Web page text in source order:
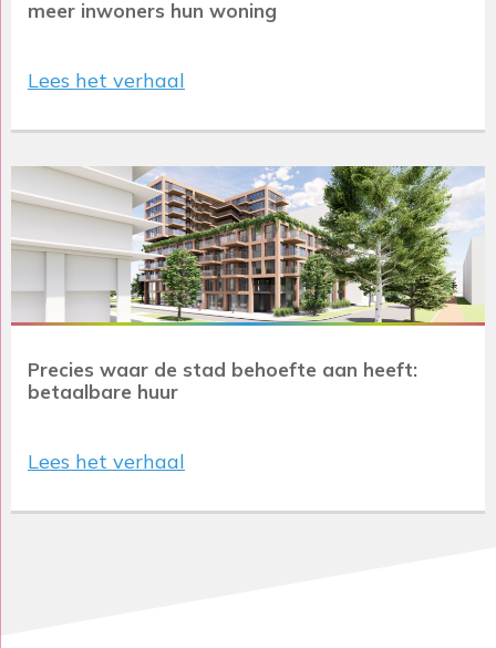
meer inwoners hun woning
Lees het verhaal
Precies waar de stad behoefte aan heeft:
betaalbare huur
Lees het verhaal